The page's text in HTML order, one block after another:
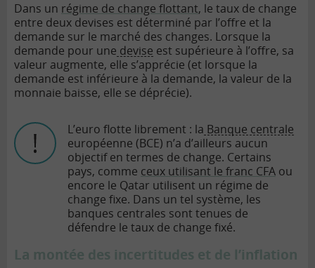
Dans un régime de change flottant, le taux de change
entre deux devises est déterminé par l’offre et la
demande sur le marché des changes. Lorsque la
demande pour une devise est supérieure à l’offre, sa
valeur augmente, elle s’apprécie (et lorsque la
demande est inférieure à la demande, la valeur de la
monnaie baisse, elle se déprécie).
L’euro flotte librement : la Banque centrale
européenne (BCE) n’a d’ailleurs aucun
objectif en termes de change. Certains
pays, comme ceux utilisant le franc CFA ou
encore le Qatar utilisent un régime de
change fixe. Dans un tel système, les
banques centrales sont tenues de
défendre le taux de change fixé.
La montée des incertitudes et de l’inflation